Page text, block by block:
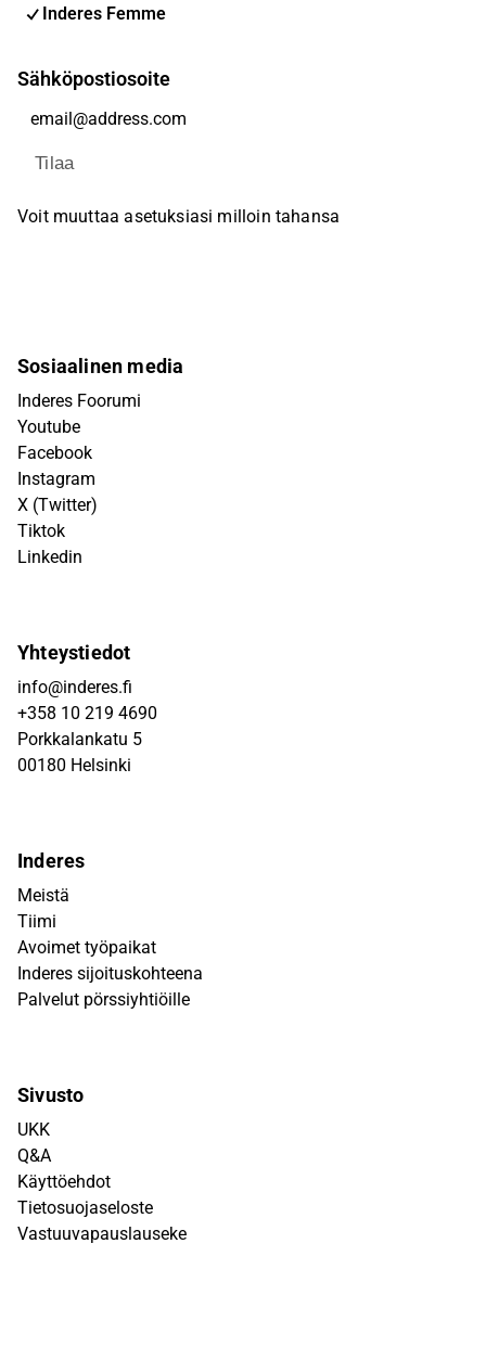
Inderes Femme
Sähköpostiosoite
Tilaa
Voit muuttaa asetuksiasi milloin tahansa
Sosiaalinen media
Inderes Foorumi
Youtube
Facebook
Instagram
X (Twitter)
Tiktok
Linkedin
Yhteystiedot
info@inderes.fi
+358 10 219 4690
Porkkalankatu 5
00180 Helsinki
Inderes
Meistä
Tiimi
Avoimet työpaikat
Inderes sijoituskohteena
Palvelut pörssiyhtiöille
Sivusto
UKK
Q&A
Käyttöehdot
Tietosuojaseloste
Vastuuvapauslauseke